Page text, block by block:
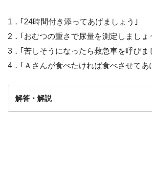
1．｢24時間付き添ってあげましょう｣
2．｢おむつの重さで尿量を測定しましょ
3．｢苦しそうになったら救急車を呼びま
4．｢Ａさんが食べたければ食べさせてあ
解答・解説